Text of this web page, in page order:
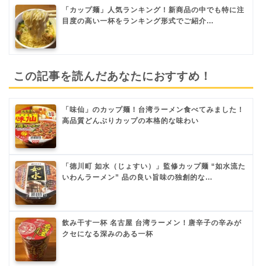
「カップ麺」人気ランキング！新商品の中でも特に注
目度の高い一杯をランキング形式でご紹介…
この記事を読んだあなたにおすすめ！
「味仙」のカップ麺！台湾ラーメン食べてみました！
高品質どんぶりカップの本格的な味わい
「徳川町 如水（じょすい）」監修カップ麺 “如水流た
いわんラーメン” 品の良い旨味の独創的な…
飲み干す一杯 名古屋 台湾ラーメン！唐辛子の辛みが
クセになる深みのある一杯